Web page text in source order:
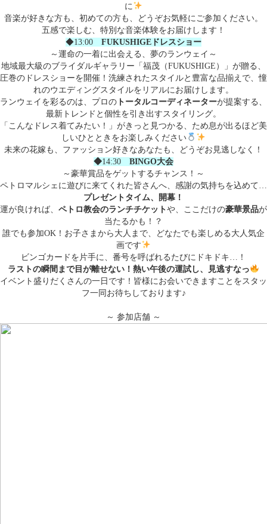
に
音楽が好きな方も、初めての方も、どうぞお気軽にご参加ください。
五感で楽しむ、特別な音楽体験をお届けします！
◆13:00 FUKUSHIGEドレスショー
～運命の一着に出会える、夢のランウェイ～
地域最大級のブライダルギャラリー「福茂（FUKUSHIGE）」が贈る、
圧巻のドレスショーを開催！洗練されたスタイルと豊富な品揃えで、憧
れのウエディングスタイルをリアルにお届けします。
ランウェイを彩るのは、プロの トータルコーディネーターが提案する、
最新トレンドと個性を引き出すスタイリング。
「こんなドレス着てみたい！」がきっと見つかる、ため息が出るほど美
しいひとときをお楽しみください
未来の花嫁も、ファッション好きなあなたも、どうぞお見逃しなく！
◆14:30 BINGO大会
～豪華賞品をゲットするチャンス！～
ペトロマルシェに遊びに来てくれた皆さんへ、感謝の気持ちを込めて…
プレゼントタイム、開幕！
運が良ければ、 ペトロ教会のランチチケットや、ここだけの豪華景品が
当たるかも！？
誰でも参加OK！お子さまから大人まで、どなたでも楽しめる大人気企
画です
ビンゴカードを片手に、番号を呼ばれるたびにドキドキ…！
ラストの瞬間まで目が離せない！熱い午後の運試し、見逃すなっ
イベント盛りだくさんの一日です！皆様にお会いできますことをスタッ
フ一同お待ちしております♪
～ 参加店舗 ～